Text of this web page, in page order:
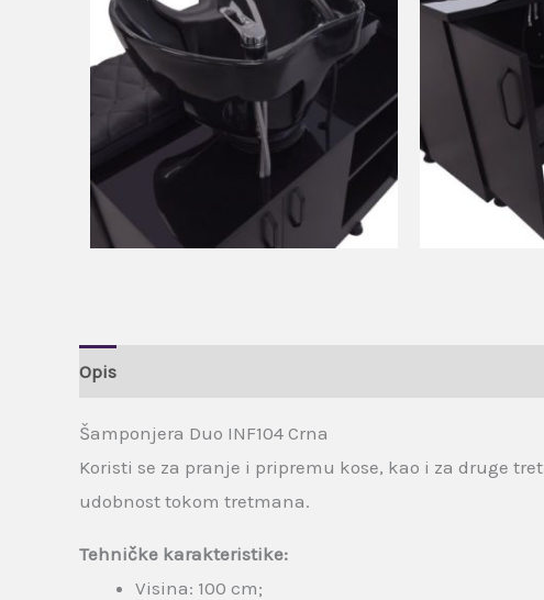
Opis
Šamponjera Duo INF104 Crna
Koristi se za pranje i pripremu kose, kao i za druge
udobnost tokom tretmana.
Tehničke karakteristike:
Visina: 100 cm;